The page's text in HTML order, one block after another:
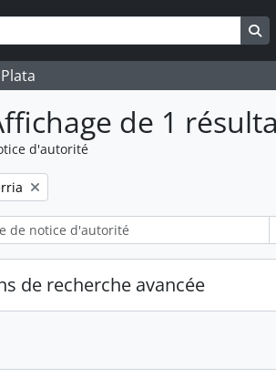
de 1
d'autorité
de recherche avancée